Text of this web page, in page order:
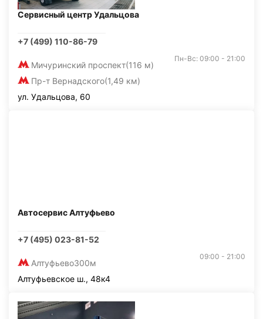
Сервисный центр Удальцова
+7 (499) 110-86-79
Мичуринский проспект(116 м)
Пр-т Вернадского(1,49 км)
Пн-Вс: 09:00 - 21:00
ул. Удальцова, 60
Автосервис Алтуфьево
+7 (495) 023-81-52
Алтуфьево300м
09:00 - 21:00
Алтуфьевское ш., 48к4